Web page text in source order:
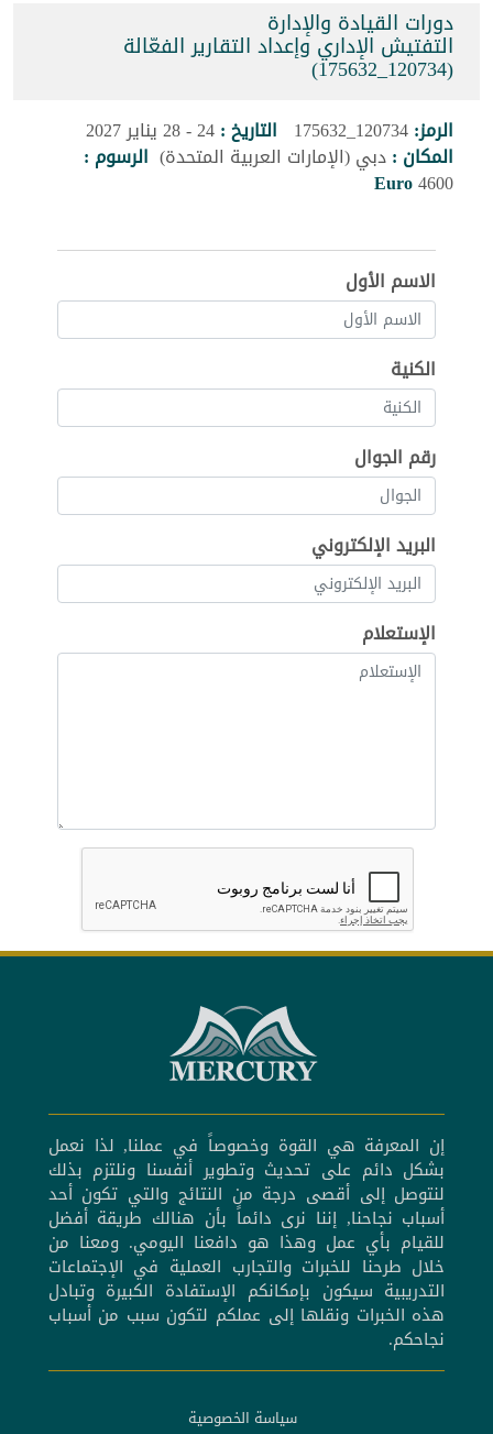
دورات القيادة والإدارة
التفتيش الإداري وإعداد التقارير الفعّالة
(120734_175632)
الرمز:120734_175632 التاريخ :24 - 28 يناير 2027
المكان :دبي (الإمارات العربية المتحدة) الرسوم :
4600
Euro
الاسم الأول
الكنية
رقم الجوال
البريد الإلكتروني
الإستعلام
إن المعرفة هي القوة وخصوصاً في عملنا, لذا نعمل
بشكل دائم على تحديث وتطوير أنفسنا ونلتزم بذلك
لنتوصل إلى أقصى درجة من النتائج والتي تكون أحد
أسباب نجاحنا, إننا نرى دائماً بأن هنالك طريقة أفضل
للقيام بأي عمل وهذا هو دافعنا اليومي. ومعنا من
خلال طرحنا للخبرات والتجارب العملية في الإجتماعات
التدريبية سيكون بإمكانكم الإستفادة الكبيرة وتبادل
هذه الخبرات ونقلها إلى عملكم لتكون سبب من أسباب
نجاحكم.
سياسة الخصوصية